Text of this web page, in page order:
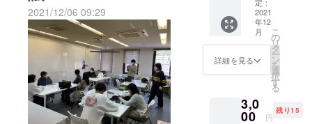
した！このプロジェクトに
協力して下さった方をはじ
め、多くの方に私たちの活
動を直接お伝えすることが
できました(^-^)最後に、気
になるおつまみ投票の結果
くことができたので、今回
は比較的、個包装のおつま
みを持ち寄る学生が多かっ
たです！そして、IN THA
DOORさんのスタッフの方
に、すぎの葉ビールに近い
いします。今日は、リター
ンにもなっています12月19
日の六甲山すぎの葉ビール
完成レセプションの会場で
もあり、今回のビールの製
造会社でもある IN THA
2021/12/06 09:29
ケット
シーン
301A
12/19
IN THA
DOOR
NG さん
セプ
ション
（日）
12:00
~21:00
@ IN
THA
NG ご招
待 場
定：
2021
年12
月
詳細を見る
こ
の
リ
タ
ー
ン
を
選
択
す
る
3,0
00 円
残り15